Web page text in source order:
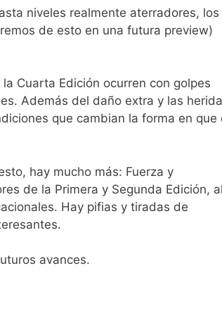
niveles realmente aterradores, los
de esto en una futura preview)
Cuarta Edición ocurren con golpes
Además del daño extra y las
que cambian la forma en que
hay mucho más: Fuerza y
de la Primera y Segunda Edición, al
Hay pifias y tiradas de
avances.